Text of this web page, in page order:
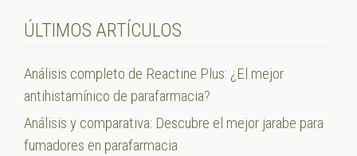
ÚLTIMOS ARTÍCULOS
Análisis completo de Reactine Plus: ¿El mejor
antihistamínico de parafarmacia?
Análisis y comparativa: Descubre el mejor jarabe para
fumadores en parafarmacia